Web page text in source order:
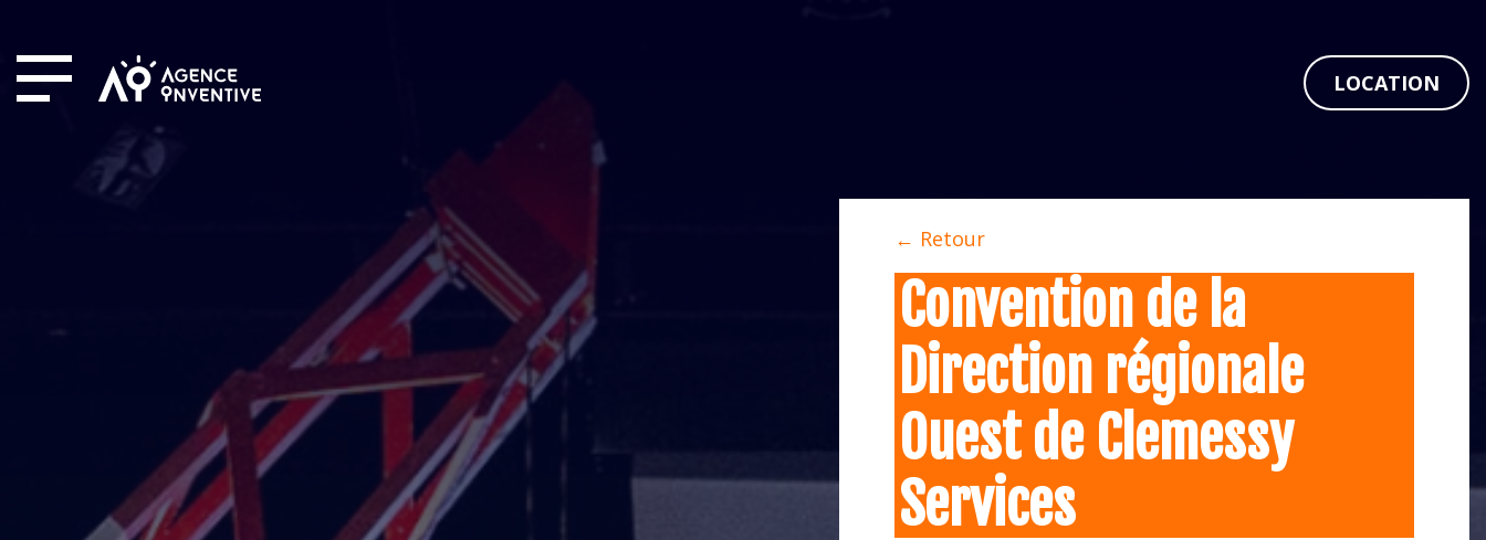
LOCATION
← Retour
Convention de la
Direction régionale
Ouest de Clemessy
Services